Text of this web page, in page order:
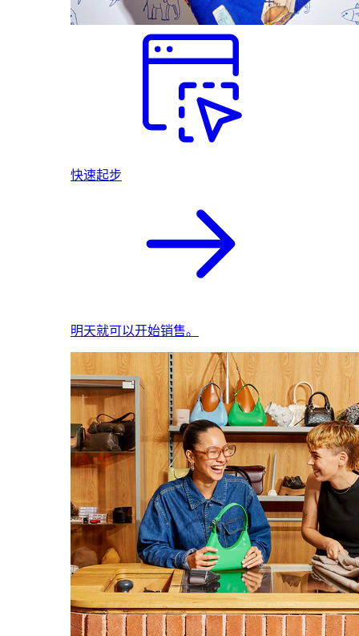
快速起步
明天就可以开始销售。